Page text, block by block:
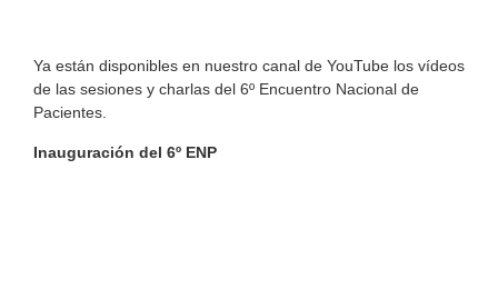
Ya están disponibles en nuestro canal de YouTube los vídeos
de las sesiones y charlas del 6º Encuentro Nacional de
Pacientes.
Inauguración del 6º ENP